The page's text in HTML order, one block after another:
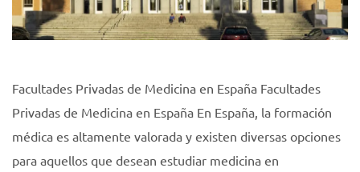
Facultades Privadas de Medicina en España Facultades
Privadas de Medicina en España En España, la formación
médica es altamente valorada y existen diversas opciones
para aquellos que desean estudiar medicina en